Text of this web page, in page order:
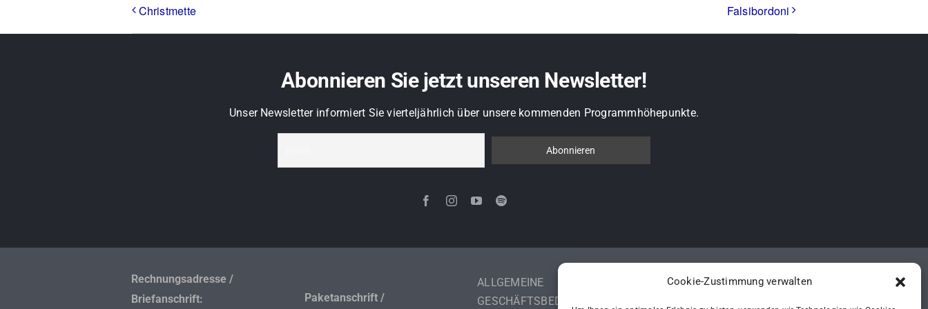
Cookie-Zustimmung verwalten
Christmette Falsibordoni
Abonnieren Sie jetzt unseren Newsletter!
Unser Newsletter informiert Sie vierteljährlich über unsere kommenden Programmhöhepunkte.
Rechnungsadresse /
Briefanschrift:
Paketanschrift /
ALLGEMEINE
GESCHÄFTSBEDINGUNGEN